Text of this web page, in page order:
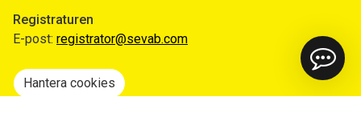
Registraturen
E-post: registrator@sevab.com
Hantera cookies